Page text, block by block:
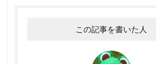
この記事を書いた人